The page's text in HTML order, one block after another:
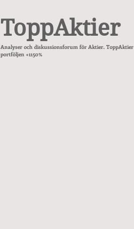
ToppAktier
Analyser och diskussionsforum för Aktier. ToppAktier
portföljen +1150%